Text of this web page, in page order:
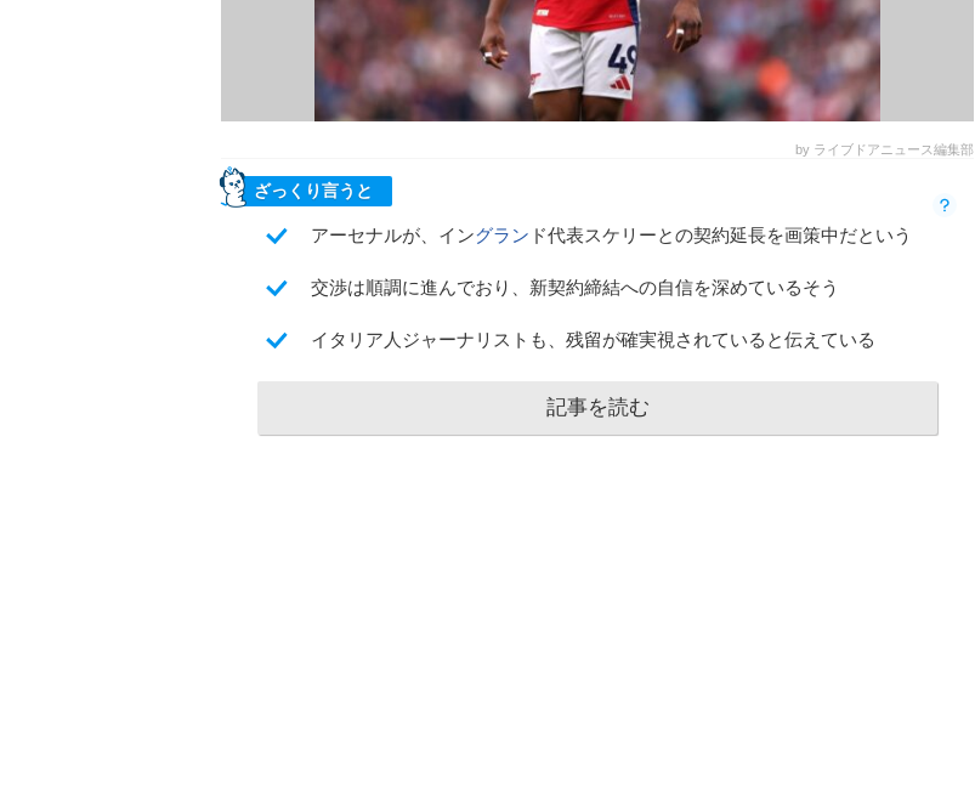
by ライブドアニュース編集部
ざっくり言うと
アーセナルが、イングラン ド代表スケリーとの契約延長を画策中だという
交渉は順調に進んでおり、新契約締結への自信を深めているそう
イタリア人ジャーナリストも、残留が確実視されていると伝えている
記事を読む